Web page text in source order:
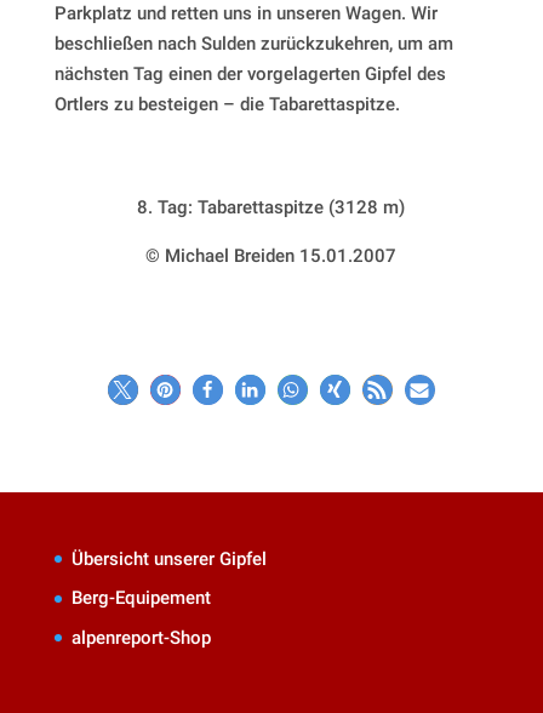
Parkplatz und retten uns in unseren Wagen. Wir
beschließen nach Sulden zurückzukehren, um am
nächsten Tag einen der vorgelagerten Gipfel des
Ortlers zu besteigen – die Tabarettaspitze.
8. Tag: Tabarettaspitze (3128 m)
© Michael Breiden 15.01.2007
Übersicht unserer Gipfel
Berg-Equipement
alpenreport-Shop